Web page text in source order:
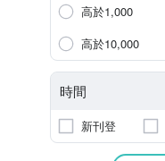
高於1,000
高於10,000
時間
新刊登